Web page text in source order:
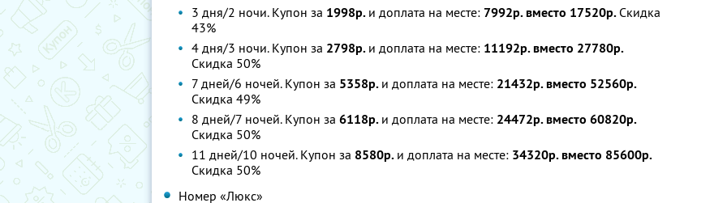
3 дня/2 ночи. Купон за 1998р. и доплата на месте: 7992р. вместо 17520р. Скидка
43%
4 дня/3 ночи. Купон за 2798р. и доплата на месте: 11192р. вместо 27780р.
Скидка 50%
7 дней/6 ночей. Купон за 5358р. и доплата на месте: 21432р. вместо 52560р.
Скидка 49%
8 дней/7 ночей. Купон за 6118р. и доплата на месте: 24472р. вместо 60820р.
Скидка 50%
11 дней/10 ночей. Купон за 8580р. и доплата на месте: 34320р. вместо 85600р.
Скидка 50%
Номер «Люкс»